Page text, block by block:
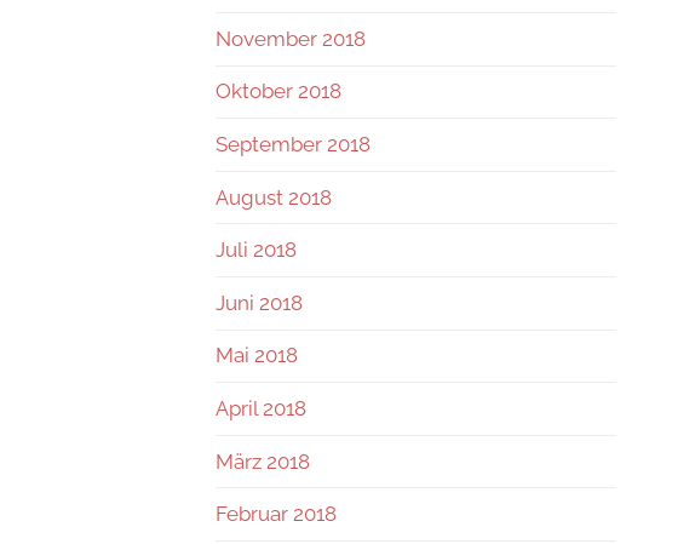
November 2018
Oktober 2018
September 2018
August 2018
Juli 2018
Juni 2018
Mai 2018
April 2018
März 2018
Februar 2018